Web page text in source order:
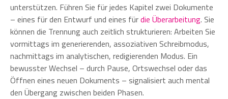
unterstützen. Führen Sie für jedes Kapitel zwei Dokumente
– eines für den Entwurf und eines fürdie Überarbeitung. Sie
können die Trennung auch zeitlich strukturieren: Arbeiten Sie
vormittags im generierenden, assoziativen Schreibmodus,
nachmittags im analytischen, redigierenden Modus. Ein
bewusster Wechsel – durch Pause, Ortswechsel oder das
Öffnen eines neuen Dokuments – signalisiert auch mental
den Übergang zwischen beiden Phasen.